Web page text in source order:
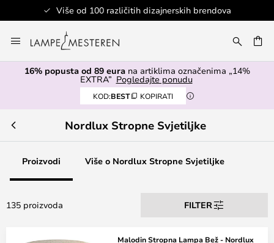
Više od 100 različitih dizajnerskih brendova
to
Content
16% popusta od 89 eurana artiklima označenima „14%
EXTRA” Pogledajte ponudu
KOD:BEST KOPIRATI
Nordlux Stropne Svjetiljke
Proizvodi Više o Nordlux Stropne Svjetiljke
135 proizvoda FILTER
Malodin Stropna Lampa Bež - Nordlux